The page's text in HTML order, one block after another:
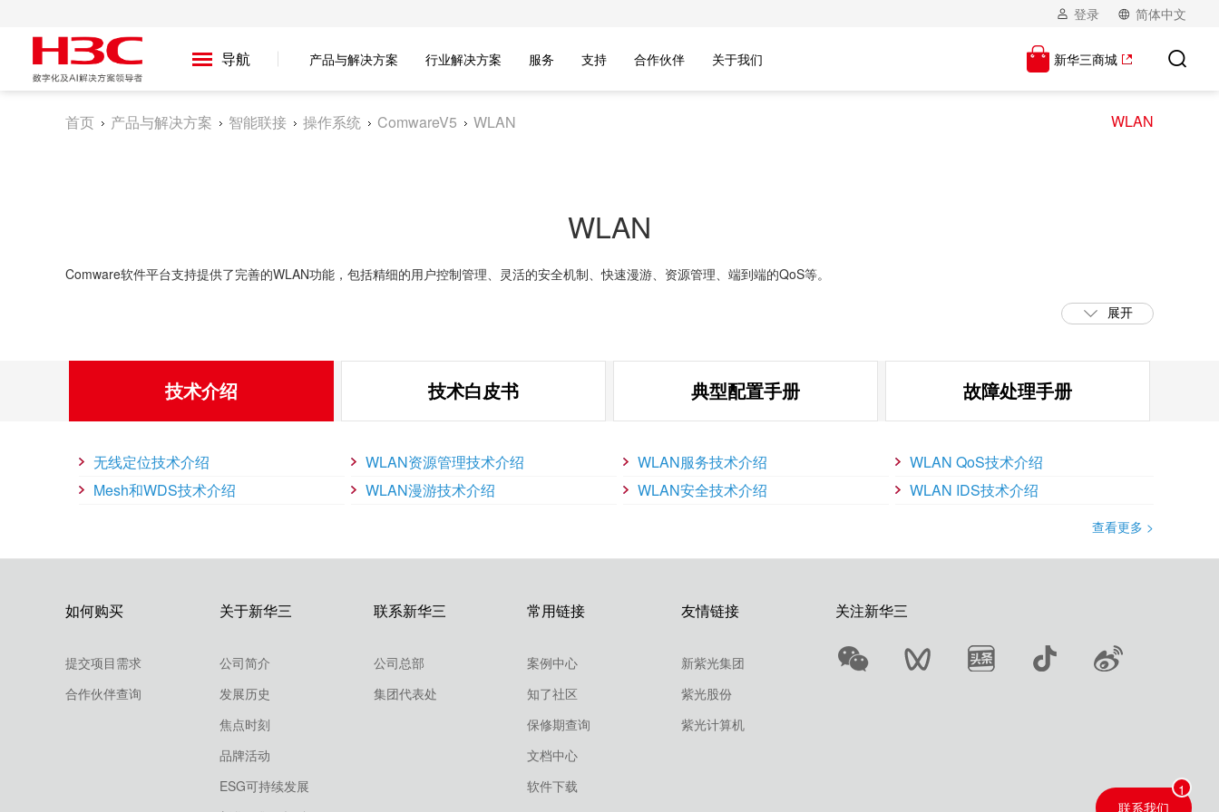
登录 简体中文
导航 产品与解决方案 行业解决方案 服务 支持 合作伙伴 关于我们 新华三商城
WLAN
首页 产品与解决方案 智能联接 操作系统 ComwareV5 WLAN
WLAN
Comware软件平台支持提供了完善的WLAN功能，包括精细的用户控制管理、灵活的安全机制、快速漫游、资源管理、端到端的QoS等。
WLAN安全技术
无线网络的安全性主要体现在认证和数据加密两个方面。认证用来保证只能由授权用户进行访问，数据加密则保证发送的数据只能被特定的用户所接收。
认证主要有802.1x接入认证、PSK认证、MAC地址认证等。数据加密主要有WEP、TKIP和CCMP。如果和安全服务器配合使用，无线设备还支持动态控制用户权限、Portal等安全管理方式。
支持AC内漫游，AC间漫游，并且提供必要的安全性，确保漫游过程中的可靠性和私密性。漫游域不受子网的限制，可以让客户在规划无线网络时，不用考虑以前的有线网络的规划，完全只考虑无
WLAN资源管理解决了如何为接入点自动配置最佳工作频率和传输功率的关键问题，并且提供了一套实时智能射频管理方案，使无线网络能够自动适应无线射频环境的变化，保持最优的射频资源
状态。它采用了分布式方法学习周围环境，进行集中式评估，有效地控制和分配无线资源，降低用户的操作成本。此外，系统还实现了无线接入用户的负载均衡，有效保证该高密度无线网络环境
展开
技术介绍 技术白皮书 典型配置手册 故障处理手册
无线定位技术介绍
Mesh和WDS技术介绍
WLAN资源管理技术介绍
WLAN漫游技术介绍
WLAN服务技术介绍
WLAN安全技术介绍
WLAN QoS技术介绍
WLAN IDS技术介绍
查看更多 >
如何购买
提交项目需求
合作伙伴查询
关于新华三
公司简介
发展历史
焦点时刻
品牌活动
ESG可持续发展
联系新华三
公司总部
集团代表处
常用链接
案例中心
知了社区
保修期查询
文档中心
软件下载
友情链接
新紫光集团
紫光股份
紫光计算机
关注新华三
联系我们